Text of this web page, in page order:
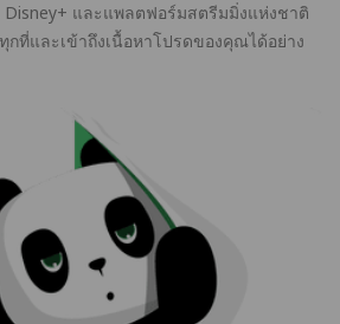
Disney+ และแพลตฟอร์มสตรีมมิ่งแห่งชาติ
กที่และเข้าถึงเนื้อหาโปรดของคุณได้อย่าง